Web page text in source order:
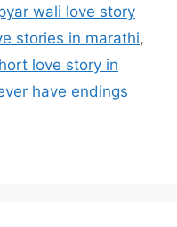
wali love story
stories in marathi,
love story in
have endings